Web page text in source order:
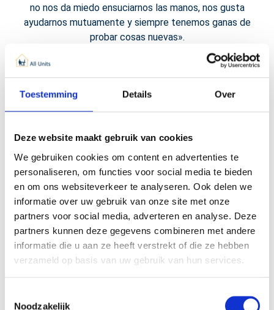
Toestemming Details Over
Deze website maakt gebruik van cookies
We gebruiken cookies om content en advertenties te
personaliseren, om functies voor social media te bieden
en om ons websiteverkeer te analyseren. Ook delen we
informatie over uw gebruik van onze site met onze
partners voor social media, adverteren en analyse. Deze
partners kunnen deze gegevens combineren met andere
informatie die u aan ze heeft verstrekt of die ze hebben
verzameld op basis van uw gebruik van hun services.
Noodzakelijk
no nos da miedo ensuciarnos las manos, nos gusta
ayudarnos mutuamente y siempre tenemos ganas de
probar cosas nuevas».
El innovador constructor
de unidades
Cuando un fabricante de estructuras de acero le pidió
que echara un vistazo a sus nuevos productos, Michael
rebosaba entusiasmo. De hecho, el producto, que
puede compararse con la construcción modular, era
que ayudara a comercializar este producto y a poner en